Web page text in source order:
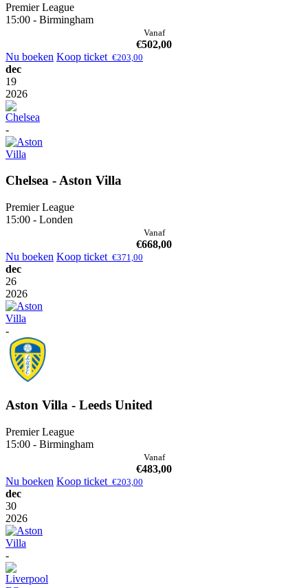
Premier League
15:00 - Birmingham
Vanaf
€502,00
Nu boeken Koop ticket €203,00
dec
19
2026
-
Chelsea - Aston Villa
Premier League
15:00 - Londen
Vanaf
€668,00
Nu boeken Koop ticket €371,00
dec
26
2026
-
Aston Villa - Leeds United
Premier League
15:00 - Birmingham
Vanaf
€483,00
Nu boeken Koop ticket €203,00
dec
30
2026
-